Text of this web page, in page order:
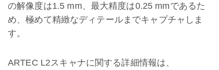
の解像度は1.5 mm、最大精度は0.25 mmであるた
め、極めて精緻なディテールまでキャプチャしま
す。
ARTEC L2スキャナに関する詳細情報は、